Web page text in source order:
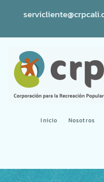
Inicio Nosotros